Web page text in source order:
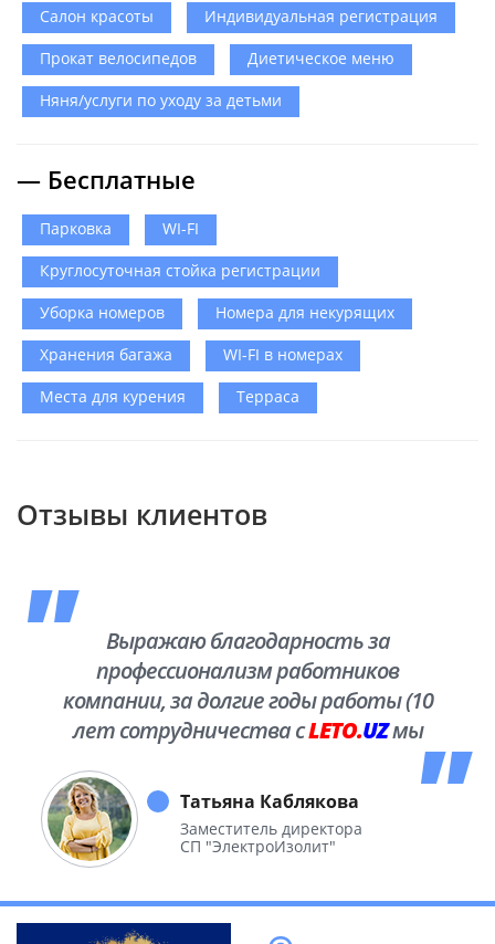
Салон красоты
Индивидуальная регистрация
Прокат велосипедов
Диетическое меню
Няня/услуги по уходу за детьми
— Бесплатные
Парковка
WI-FI
Круглосуточная стойка регистрации
Уборка номеров
Номера для некурящих
Хранения багажа
WI-FI в номерах
Места для курения
Терраса
Отзывы клиентов
Выражаю благодарность за
профессионализм работников
компании, за долгие годы работы (10
лет сотрудничества сLETO.UZмы
необъятной Родины.
Татьяна Каблякова
Заместитель директора
СП "ЭлектроИзолит"